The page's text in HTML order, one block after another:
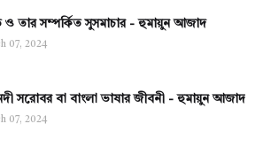
তার সম্পর্কিত সুসমাচার - হুমায়ুন আজাদ
07, 2024
সরোবর বা বাংলা ভাষার জীবনী - হুমায়ুন আজাদ
07, 2024